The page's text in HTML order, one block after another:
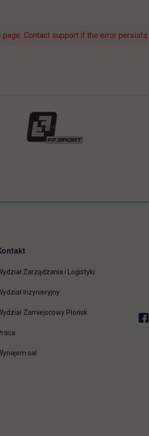
Contact support if the error persists.
Zarządzania i Logistyki
Inżynieryjny
Zamiejscowy Płońsk
link otwiera się w nowej karcie
sal